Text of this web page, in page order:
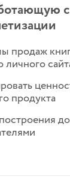
продаж
личного
продукта